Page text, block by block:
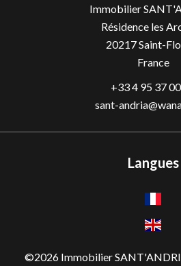
Immobilier
Résidence les
20217Saint-
France
+33 4 95 37
sant-
Langues
©2026 Immobilier